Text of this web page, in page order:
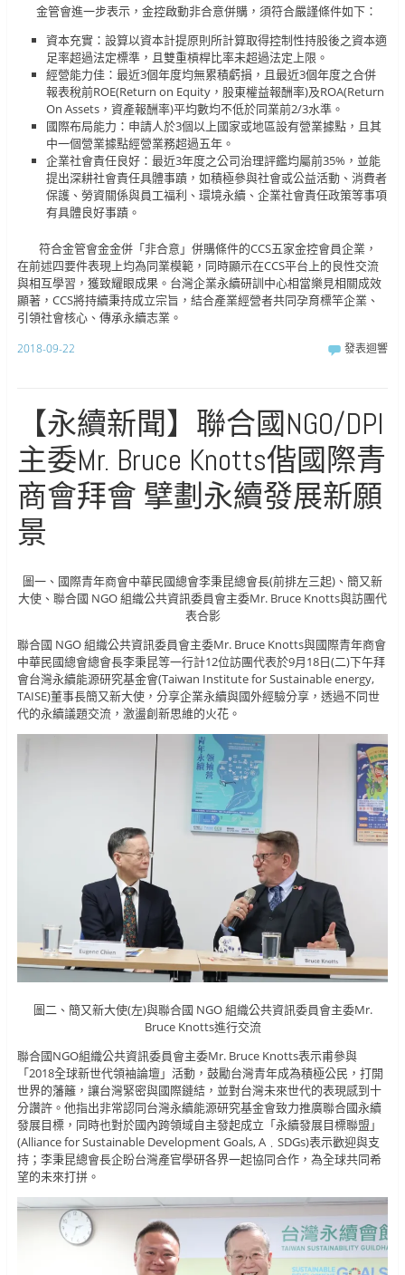
金管會進一步表示，金控啟動非合意併購，須符合嚴謹條件如下：
資本充實：設算以資本計提原則所計算取得控制性持股後之資本適
足率超過法定標準，且雙重槓桿比率未超過法定上限。
經營能力佳：最近3個年度均無累積虧損，且最近3個年度之合併
報表稅前ROE(Return on Equity，股東權益報酬率)及ROA(Return
On Assets，資產報酬率)平均數均不低於同業前2/3水準。
國際布局能力：申請人於3個以上國家或地區設有營業據點，且其
中一個營業據點經營業務超過五年。
企業社會責任良好：最近3年度之公司治理評鑑均屬前35%，並能
提出深耕社會責任具體事蹟，如積極參與社會或公益活動、消費者
保護、勞資關係與員工福利、環境永續、企業社會責任政策等事項
有具體良好事蹟。
符合金管會金金併「非合意」併購條件的CCS五家金控會員企業，
在前述四要件表現上均為同業模範，同時顯示在CCS平台上的良性交流
與相互學習，獲致耀眼成果。台灣企業永續研訓中心相當樂見相關成效
顯著，CCS將持續秉持成立宗旨，結合產業經營者共同孕育標竿企業、
引領社會核心、傳承永續志業。
2018-09-22 發表迴響
【永續新聞】聯合國NGO/DPI
主委Mr. Bruce Knotts偕國際青
商會拜會 擘劃永續發展新願
景
圖一、國際青年商會中華民國總會李秉昆總會長(前排左三起)、簡又新
大使、聯合國 NGO 組織公共資訊委員會主委Mr. Bruce Knotts與訪團代
表合影
聯合國 NGO 組織公共資訊委員會主委Mr. Bruce Knotts與國際青年商會
中華民國總會總會長李秉昆等一行計12位訪團代表於9月18日(二)下午拜
會台灣永續能源研究基金會(Taiwan Institute for Sustainable energy,
TAISE)董事長簡又新大使，分享企業永續與國外經驗分享，透過不同世
代的永續議題交流，激盪創新思維的火花。
圖二、簡又新大使(左)與聯合國 NGO 組織公共資訊委員會主委Mr.
Bruce Knotts進行交流
聯合國NGO組織公共資訊委員會主委Mr. Bruce Knotts表示甫參與
「2018全球新世代領袖論壇」活動，鼓勵台灣青年成為積極公民，打開
世界的藩籬，讓台灣緊密與國際鏈結，並對台灣未來世代的表現感到十
分讚許。他指出非常認同台灣永續能源研究基金會致力推廣聯合國永續
發展目標，同時也對於國內跨領域自主發起成立「永續發展目標聯盟」
(Alliance for Sustainable Development Goals, A﹒SDGs)表示歡迎與支
持；李秉昆總會長企盼台灣產官學研各界一起協同合作，為全球共同希
望的未來打拼。